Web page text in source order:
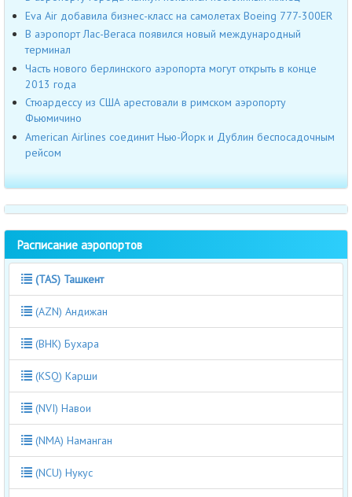
Eva Air добавила бизнес-класс на самолетах Boeing 777-300ER
В аэропорт Лас-Вегаса появился новый международный
терминал
Часть нового берлинского аэропорта могут открыть в конце
2013 года
Стюардессу из США арестовали в римском аэропорту
Фьюмичино
American Airlines соединит Нью-Йорк и Дублин беспосадочным
рейсом
Расписание аэропортов
(TAS) Ташкент
(AZN) Андижан
(BHK) Бухара
(KSQ) Карши
(NVI) Навои
(NMA) Наманган
(NCU) Нукус